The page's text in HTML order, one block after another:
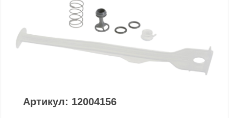
Артикул: 12004156